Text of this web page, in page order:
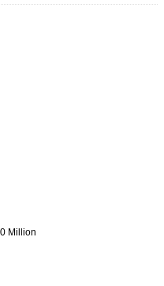
Million